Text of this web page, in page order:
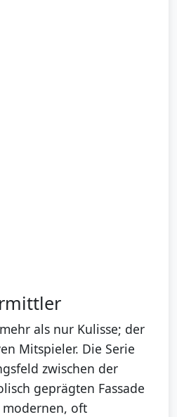
als nur Kulisse; der
Mitspieler. Die Serie
zwischen der
geprägten Fassade
oft